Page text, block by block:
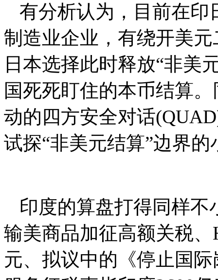
有分析认为，目前在印
制造业企业，有绕开美
日本选择此时释放“非美
国死死盯住的本币结算
动的四方安全对话
试探“非美元结算”边界的
印度的算盘打得同样
输美商品加征高额关税
元、拟议中的《停止国